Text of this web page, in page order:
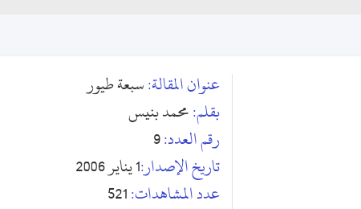
عنوان المقالة:سبعة طيور
بقلم:محمد بنيس
رقم العدد:9
تاريخ الإصدار:1 يناير 2006
عدد المشاهدات:521